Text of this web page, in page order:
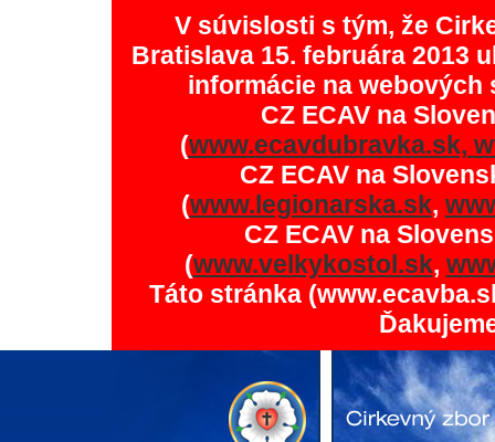
V súvislosti s tým, že
Bratislava 15. februára 2013
informácie na
CZ ECAV na
(www.ecavdubravka.sk,
CZ ECAV na
(www.legionarska.sk,
CZ ECAV na
(www.velkykostol.sk,
Táto stránka